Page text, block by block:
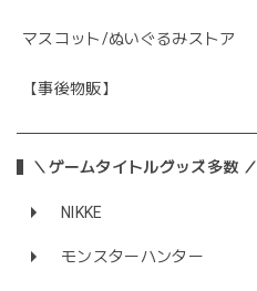
マスコット/ぬいぐるみストア
【事後物販】
＼ゲームタイトルグッズ多数 ／
NIKKE
モンスターハンター